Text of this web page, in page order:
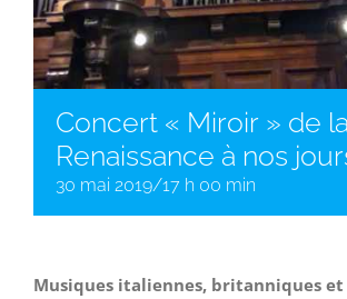
Concert « Miroir » de
Renaissance à nos
30 mai 2019/17 h 00 min
Musiques italiennes, britanniques et